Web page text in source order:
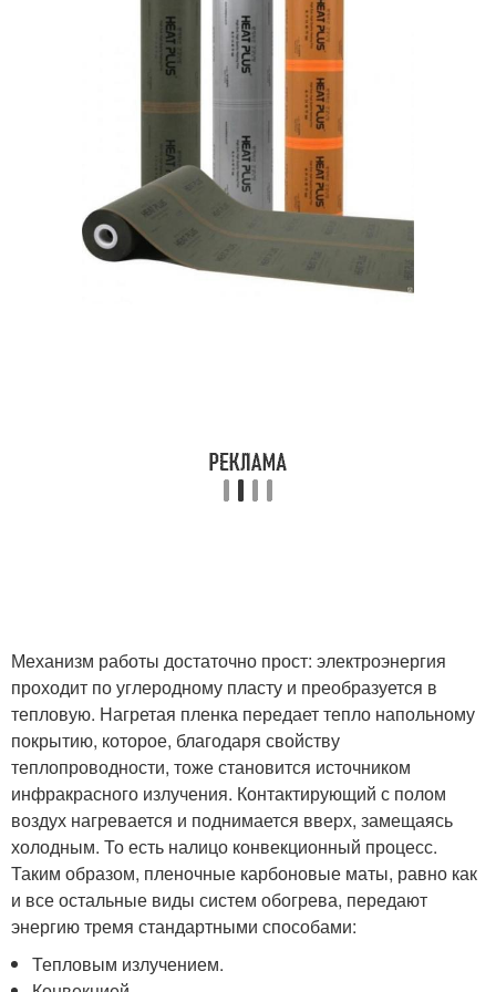
Механизм работы достаточно прост: электроэнергия
проходит по углеродному пласту и преобразуется в
тепловую. Нагретая пленка передает тепло напольному
покрытию, которое, благодаря свойству
теплопроводности, тоже становится источником
инфракрасного излучения. Контактирующий с полом
воздух нагревается и поднимается вверх, замещаясь
холодным. То есть налицо конвекционный процесс.
Таким образом, пленочные карбоновые маты, равно как
и все остальные виды систем обогрева, передают
энергию тремя стандартными способами:
Тепловым излучением.